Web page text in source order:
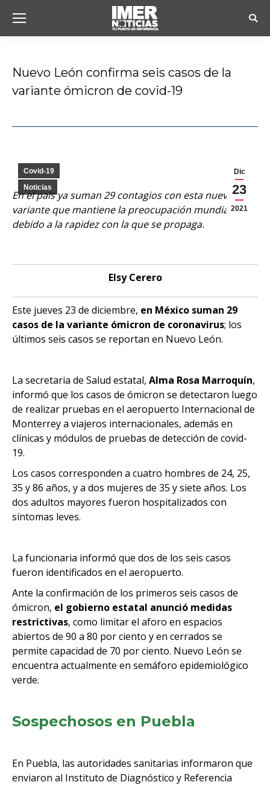
Nuevo León confirma seis casos de la
variante ómicron de covid-19
Dic
23
2021
Covid-19
Noticias
En el país ya suman 29 contagios con esta nueva
variante que mantiene la preocupación mundial,
debido a la rapidez con la que se propaga.
Elsy Cerero
Este jueves 23 de diciembre, en México suman 29
casos de la variante ómicron de coronavirus; los
últimos seis casos se reportan en Nuevo León.
La secretaria de Salud estatal, Alma Rosa Marroquín,
informó que los casos de ómicron se detectaron luego
de realizar pruebas en el aeropuerto Internacional de
Monterrey a viajeros internacionales, además en
clínicas y módulos de pruebas de detección de covid-
19.
Los casos corresponden a cuatro hombres de 24, 25,
35 y 86 años, y a dos mujeres de 35 y siete años. Los
dos adultos mayores fueron hospitalizados con
síntomas leves.
La funcionaria informó que dos de los seis casos
fueron identificados en el aeropuerto.
Ante la confirmación de los primeros seis casos de
ómicron, el gobierno estatal anunció medidas
restrictivas, como limitar el aforo en espacios
abiertos de 90 a 80 por ciento y en cerrados se
permite capacidad de 70 por ciento. Nuevo León se
encuentra actualmente en semáforo epidemiológico
verde.
Sospechosos en Puebla
En Puebla, las autoridades sanitarias informaron que
enviaron al Instituto de Diagnóstico y Referencia